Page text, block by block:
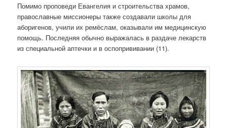
Помимо проповеди Евангелия и строительства храмов,
православные миссионеры также создавали школы для
аборигенов, учили их ремёслам, оказывали им медицинскую
помощь. Последняя обычно выражалась в раздаче лекарств
из специальной аптечки и в оспопрививании (11).